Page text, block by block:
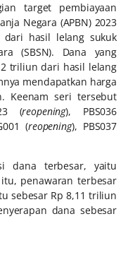
target pembiayaan
Negara (APBN) 2023
hasil lelang sukuk
(SBSN). Dana yang
triliun dari hasil lelang
mendapatkan harga
Keenam seri tersebut
(reopening), PBS036
(reopening), PBS037
dana terbesar, yaitu
penawaran terbesar
sebesar Rp 8,11 triliun
dana sebesar